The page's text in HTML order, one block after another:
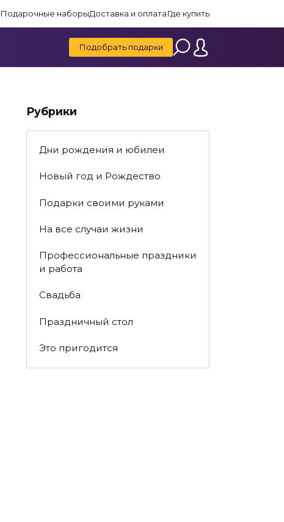
Подарочные наборыДоставка и оплатаГде купить
Подобрать подарки
Рубрики
Дни рождения и юбилеи
Новый год и Рождество
Подарки своими руками
На все случаи жизни
Профессиональные праздники
и работа
Свадьба
Праздничный стол
Это пригодится